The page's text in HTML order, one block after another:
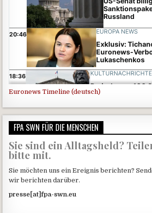
Euronews Timeline (deutsch)
FPA SWN FÜR DIE MENSCHEN
Sie sind ein Alltagsheld?
bitte mit.
Sie möchten uns ein Ereignis berichten?
wir berichten darüber.
presse[at]fpa-swn.eu